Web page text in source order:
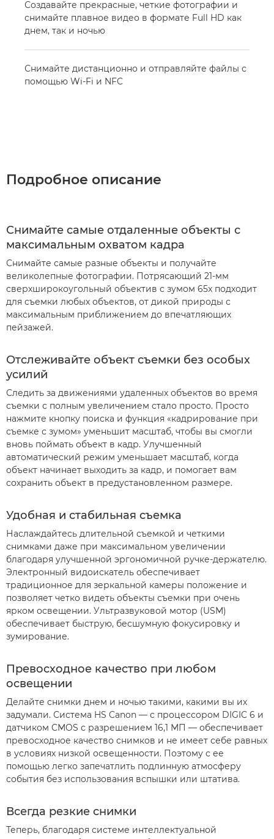
Создавайте прекрасные, четкие фотографии и
снимайте плавное видео в формате Full HD как
днем, так и ночью
Снимайте дистанционно и отправляйте файлы с
помощью Wi-Fi и NFC
Подробное описание
Снимайте самые отдаленные объекты с
максимальным охватом кадра
Снимайте самые разные объекты и получайте
великолепные фотографии. Потрясающий 21-мм
сверхширокоугольный объектив с зумом 65x подходит
для съемки любых объектов, от дикой природы с
максимальным приближением до впечатляющих
пейзажей.
Отслеживайте объект съемки без особых
усилий
Следить за движениями удаленных объектов во время
съемки с полным увеличением стало просто. Просто
нажмите кнопку поиска и функция «кадрирование при
съемке с зумом» уменьшит масштаб, чтобы вы смогли
вновь поймать объект в кадр. Улучшенный
автоматический режим уменьшает масштаб, когда
объект начинает выходить за кадр, и помогает вам
сохранить объект в предустановленном размере.
Удобная и стабильная съемка
Наслаждайтесь длительной съемкой и четкими
снимками даже при максимальном увеличении
благодаря улучшенной эргономичной ручке-держателю.
Электронный видоискатель обеспечивает
традиционное для зеркальной камеры положение и
позволяет четко видеть объекты съемки при очень
ярком освещении. Ультразвуковой мотор (USM)
обеспечивает быструю, бесшумную фокусировку и
зумирование.
Превосходное качество при любом
освещении
Делайте снимки днем и ночью такими, какими вы их
задумали. Система HS Canon — с процессором DIGIC 6 и
датчиком CMOS с разрешением 16,1 МП — обеспечивает
превосходное качество снимков и не имеет себе равных
в условиях низкой освещенности. Поэтому с ее
помощью легко запечатлить подлинную атмосферу
события без использования вспышки или штатива.
Всегда резкие снимки
Теперь, благодаря системе интеллектуальной